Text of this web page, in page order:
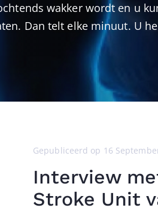
wakker wordt en u
Dan telt elke minuut. U
Gepubliceerd op 16
Interview
Stroke Unit